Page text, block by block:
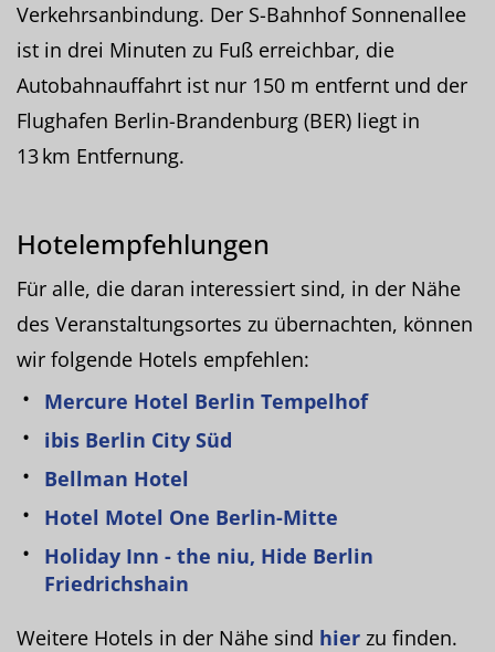
Verkehrsanbindung. Der S-Bahnhof Sonnenallee
ist in drei Minuten zu Fuß erreichbar, die
Autobahnauffahrt ist nur 150 m entfernt und der
Flughafen Berlin-Brandenburg (BER) liegt in
13 km Entfernung.
Hotelempfehlungen
Für alle, die daran interessiert sind, in der Nähe
des Veranstaltungsortes zu übernachten, können
wir folgende Hotels empfehlen:
Mercure Hotel Berlin Tempelhof
ibis Berlin City Süd
Bellman Hotel
Hotel Motel One Berlin-Mitte
Holiday Inn - the niu, Hide Berlin
Friedrichshain
Weitere Hotels in der Nähe sind hier zu finden.